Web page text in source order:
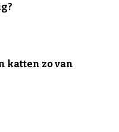
katten zo van